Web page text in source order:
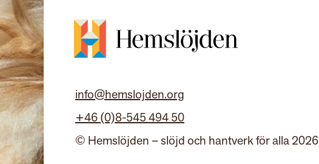
info@hemslojden.org
+46 (0)8-545 494 50
© Hemslöjden – slöjd och hantverk för alla 2026